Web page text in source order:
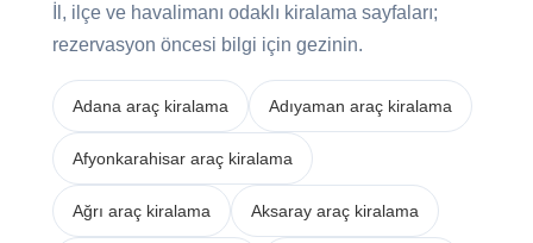
İl, ilçe ve havalimanı odaklı kiralama sayfaları;
rezervasyon öncesi bilgi için gezinin.
Adana araç kiralama Adıyaman araç kiralama
Afyonkarahisar araç kiralama
Ağrı araç kiralama Aksaray araç kiralama